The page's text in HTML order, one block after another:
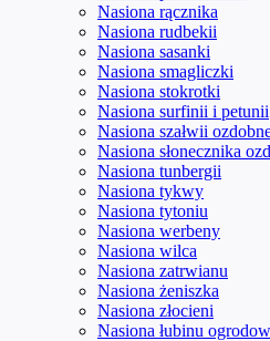
Nasiona rącznika
Nasiona rudbekii
Nasiona sasanki
Nasiona smagliczki
Nasiona stokrotki
Nasiona surfinii i petunii
Nasiona szałwii
Nasiona słonecznika
Nasiona tunbergii
Nasiona tykwy
Nasiona tytoniu
Nasiona werbeny
Nasiona wilca
Nasiona zatrwianu
Nasiona żeniszka
Nasiona złocieni
Nasiona łubinu